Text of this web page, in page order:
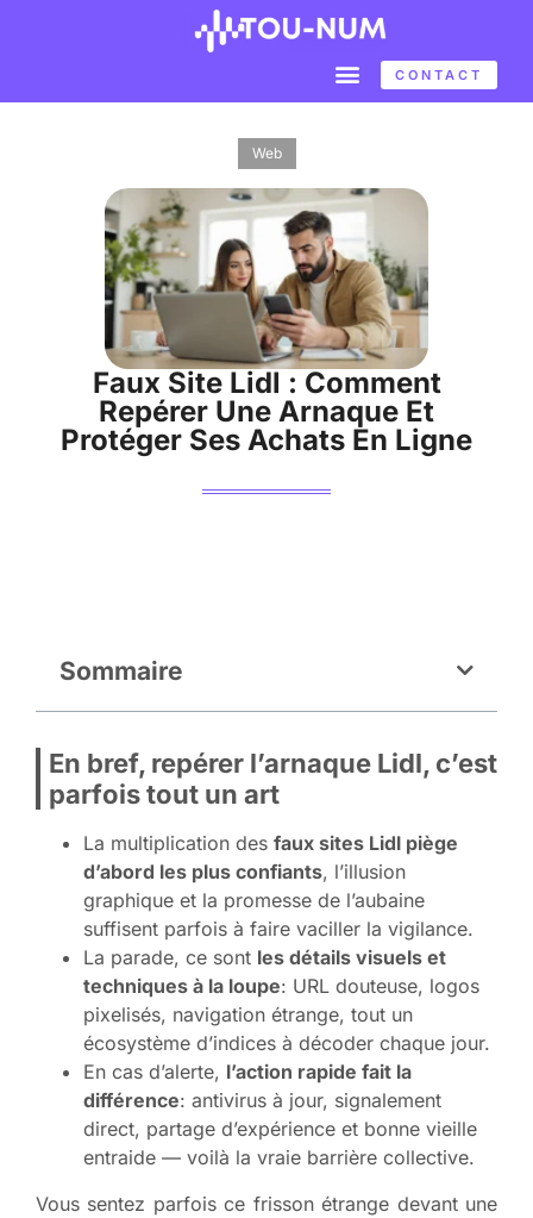
CONTACT
Web
Faux Site Lidl : Comment
Repérer Une Arnaque Et
Protéger Ses Achats En Ligne
Sommaire
En bref, repérer l’arnaque Lidl, c’est
parfois tout un art
La multiplication des faux sites Lidl piège
d’abord les plus confiants, l’illusion
graphique et la promesse de l’aubaine
suffisent parfois à faire vaciller la vigilance.
La parade, ce sont les détails visuels et
techniques à la loupe: URL douteuse, logos
pixelisés, navigation étrange, tout un
écosystème d’indices à décoder chaque jour.
En cas d’alerte, l’action rapide fait la
différence: antivirus à jour, signalement
direct, partage d’expérience et bonne vieille
entraide — voilà la vraie barrière collective.
Vous sentez parfois ce frisson étrange devant une